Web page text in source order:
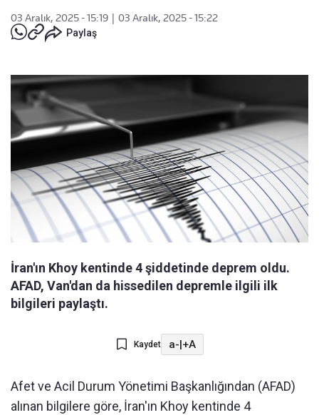
03 Aralık, 2025 - 15:19
03 Aralık, 2025 - 15:22
Paylaş
İran'ın Khoy kentinde 4 şiddetinde deprem oldu.
AFAD, Van'dan da hissedilen depremle ilgili ilk
bilgileri paylaştı.
Kaydet a-|+A
Afet ve Acil Durum Yönetimi Başkanlığından (AFAD)
alınan bilgilere göre, İran'ın Khoy kentinde 4